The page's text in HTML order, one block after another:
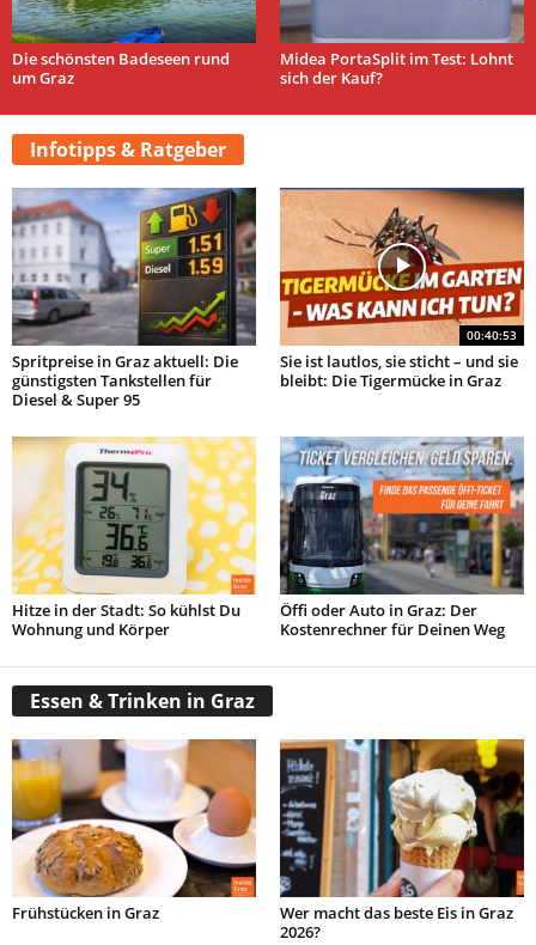
Die schönsten Badeseen rund
um Graz
Midea PortaSplit im Test: Lohnt
sich der Kauf?
Infotipps & Ratgeber
Spritpreise in Graz aktuell: Die
günstigsten Tankstellen für
Diesel & Super 95
00:40:53
Sie ist lautlos, sie sticht – und sie
bleibt: Die Tigermücke in Graz
Hitze in der Stadt: So kühlst Du
Wohnung und Körper
Öffi oder Auto in Graz: Der
Kostenrechner für Deinen Weg
Essen & Trinken in Graz
Frühstücken in Graz
Wer macht das beste Eis in Graz
2026?